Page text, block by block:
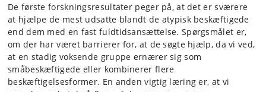
De første forskningsresultater peger på, at det er sværere
at hjælpe de mest udsatte blandt de atypisk beskæftigede
end dem med en fast fuldtidsansættelse. Spørgsmålet er,
om der har været barrierer for, at de søgte hjælp, da vi ved,
at en stadig voksende gruppe ernærer sig som
småbeskæftigede eller kombinerer flere
beskæftigelsesformer. En anden vigtig læring er, at vi